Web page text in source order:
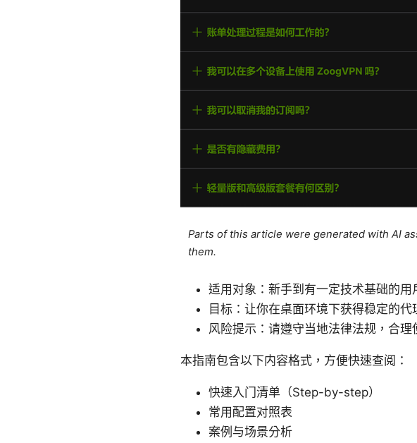
Parts of this article were generated with AI
them.
适用对象：新手到有一定技术基础的用
目标：让你在桌面环境下获得稳定的代
风险提示：请遵守当地法律法规，合理
本指南包含以下内容格式，方便快速查阅：
快速入门清单（Step-by-step）
常用配置对照表
案例与场景分析